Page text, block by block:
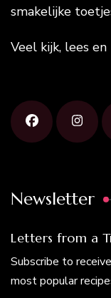
smakelijke
Veel kijk, lees
Newsletter
Letters from a
Subscribe to
most popular